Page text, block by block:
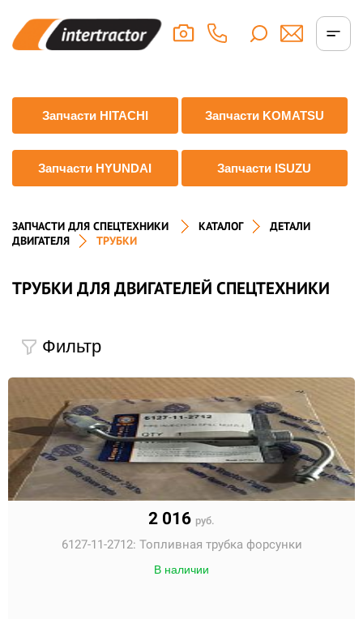
Запчасти HITACHI Запчасти KOMATSU
Запчасти HYUNDAI Запчасти ISUZU
ЗАПЧАСТИ ДЛЯ СПЕЦТЕХНИКИ КАТАЛОГ
ДЕТАЛИ
ДВИГАТЕЛЯ
ТРУБКИ
ТРУБКИ ДЛЯ ДВИГАТЕЛЕЙ СПЕЦТЕХНИКИ
Фильтр
2 016 руб.
6127-11-2712: Топливная трубка форсунки
В наличии